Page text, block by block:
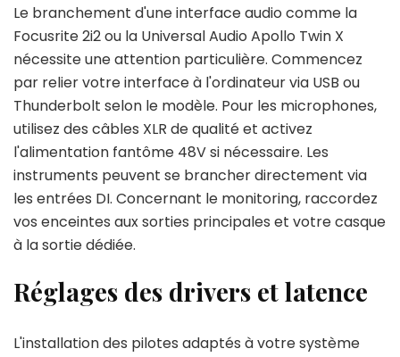
Le branchement d'une interface audio comme la
Focusrite 2i2 ou la Universal Audio Apollo Twin X
nécessite une attention particulière. Commencez
par relier votre interface à l'ordinateur via USB ou
Thunderbolt selon le modèle. Pour les microphones,
utilisez des câbles XLR de qualité et activez
l'alimentation fantôme 48V si nécessaire. Les
instruments peuvent se brancher directement via
les entrées DI. Concernant le monitoring, raccordez
vos enceintes aux sorties principales et votre casque
à la sortie dédiée.
Réglages des drivers et latence
L'installation des pilotes adaptés à votre système